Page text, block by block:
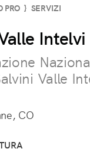
PRO } SERVIZI
Intelvi
Valle
CO